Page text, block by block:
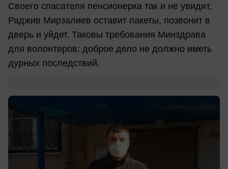
Своего спасателя пенсионерка так и не увидит,
Раджив Мирзалиев оставит пакеты, позвонит в
дверь и уйдет. Таковы требования Минздрава
для волонтеров: доброе дело не должно иметь
дурных последствий.